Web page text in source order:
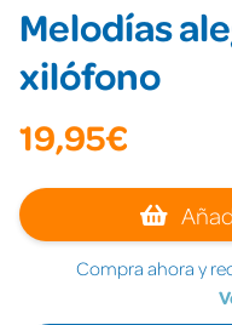
Melodías
xilófono
19,95€
Compra ahora y